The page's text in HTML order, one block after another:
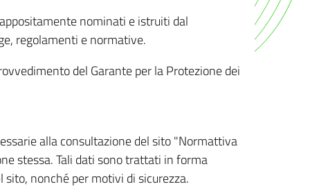
nominati e istruiti dal
regolamenti e normative.
del Garante per la Protezione dei
alla consultazione del sito "Normattiva
stessa. Tali dati sono trattati in forma
nonché per motivi di sicurezza.